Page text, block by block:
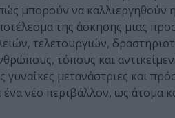
µπορούν να καλλιεργηθούν
της άσκησης µιας
τελετουργιών,
τόπους και
µετανάστριες και
νέο περιβάλλον, ως άτοµα